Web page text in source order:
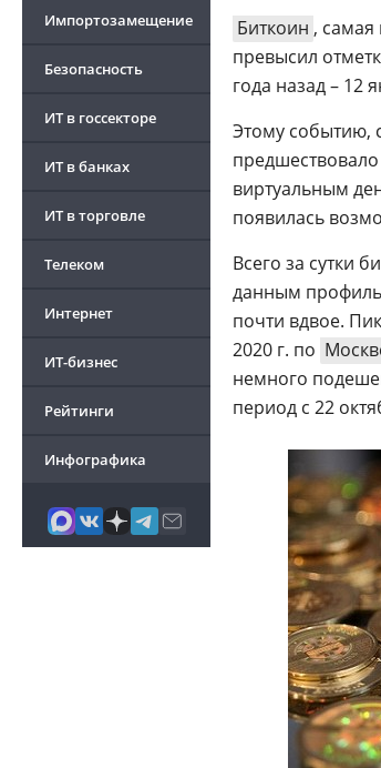
Импортозамещение
Безопасность
ИТ в госсекторе
ИТ в банках
ИТ в торговле
Телеком
Интернет
ИТ-бизнес
Рейтинги
Инфографика
Биткоин , самая
превысил
года назад – 12
Этому событию,
виртуальным
появилась
Всего за сутки
данным
почти вдвое.
2020 г. по
немного
период с 22